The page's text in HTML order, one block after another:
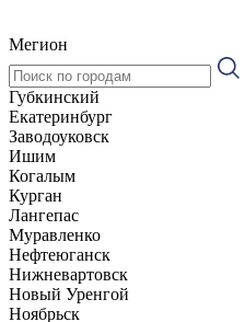
Мегион
Губкинский
Екатеринбург
Заводоуковск
Ишим
Когалым
Курган
Лангепас
Муравленко
Нефтеюганск
Нижневартовск
Новый Уренгой
Ноябрьск